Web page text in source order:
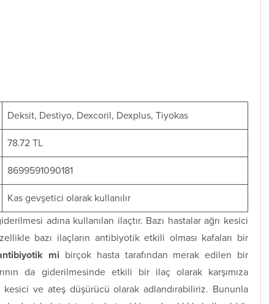
Deksit, Destiyo, Dexcoril, Dexplus, Tiyokas
78.72 TL
8699591090181
Kas gevşetici olarak kullanılır
adına kullanılan ilaçtır. Bazı hastalar ağrı kesici
bazı ilaçların antibiyotik etkili olması kafaları bir
mi birçok hasta tarafından merak edilen bir
da giderilmesinde etkili bir ilaç olarak karşımıza
kesici ve ateş düşürücü olarak adlandırabiliriz. Bununla